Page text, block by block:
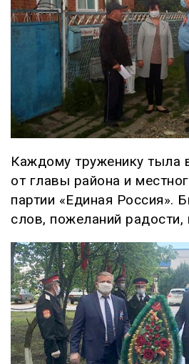
Каждому труженику тыла
от главы района и
партии «Единая Россия».
слов, пожеланий радости,